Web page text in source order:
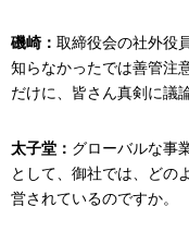
磯崎： 取締役会の社外役
知らなかったでは善管注
だけに、皆さん真剣に議
太子堂： グローバルな事
として、御社では、どの
営されているのですか。